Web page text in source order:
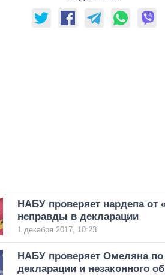
НАБУ проверяет нардепа от
неправды в декларации
1 декабря 2017, 10:23
НАБУ проверяет Омеляна
декларации и незаконного